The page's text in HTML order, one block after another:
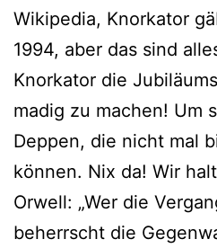
Wikipedia, Knorkator
1994, aber das sind
Knorkator die
madig zu machen! Um
Deppen, die nicht mal
können. Nix da! Wir
Orwell: „Wer die
beherrscht die